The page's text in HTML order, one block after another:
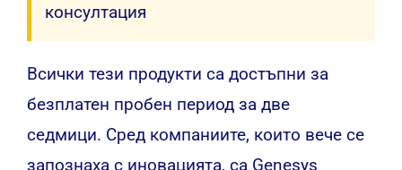
консултация
Всички тези продукти са достъпни за
безплатен пробен период за две
седмици. Сред компаниите, които вече се
запознаха с иновацията, са Genesys